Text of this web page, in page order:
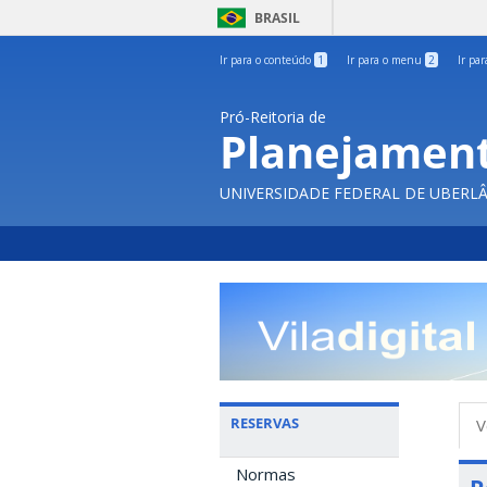
BRASIL
Ir para o conteúdo 1 Ir para o menu 2 Ir
Pró-Reitoria de
UNIVERSIDADE FEDERAL DE
RESERVAS
Normas